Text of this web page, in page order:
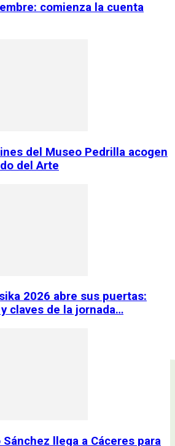
comienza la cuenta
del Museo Pedrilla acogen
del Arte
2026 abre sus puertas:
claves de la jornada…
Sánchez llega a Cáceres para